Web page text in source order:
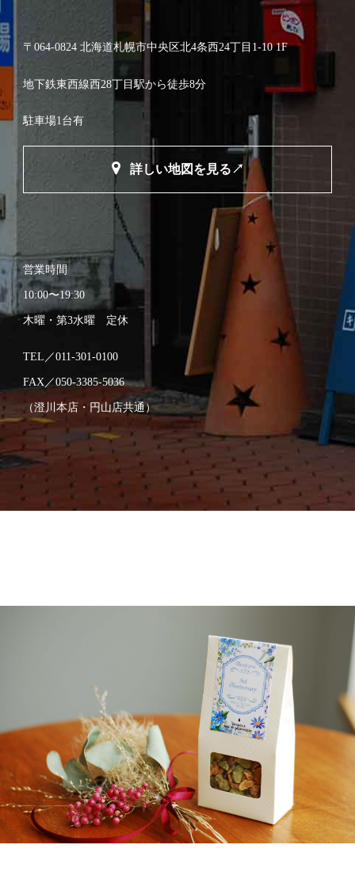
〒064-0824 北海道札幌市中央区北4条西24丁目1-10 1F
地下鉄東西線西28丁目駅から徒歩8分
駐車場1台有
詳しい地図を見る↗
営業時間
10:00〜19:30
木曜・第3水曜 定休
TEL／011-301-0100
FAX／050-3385-5036​
（澄川本店・円山店共通）